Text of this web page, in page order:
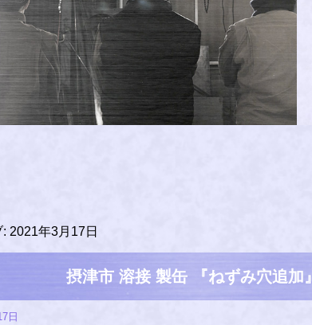
: 2021年3月17日
摂津市 溶接 製缶 『ねずみ穴追加』
日